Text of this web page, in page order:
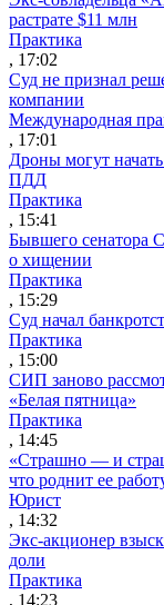
растрате $11 млн
Практика
, 17:02
Суд не признал
компании
Международная
, 17:01
Дроны могут
ПДД
Практика
, 15:41
Бывшего сенатора
о хищении
Практика
, 15:29
Суд начал
Практика
, 15:00
СИП заново
«Белая пятница»
Практика
, 14:45
«Страшно — и
что роднит ее
Юрист
, 14:32
Экс-акционер
доли
Практика
, 14:23